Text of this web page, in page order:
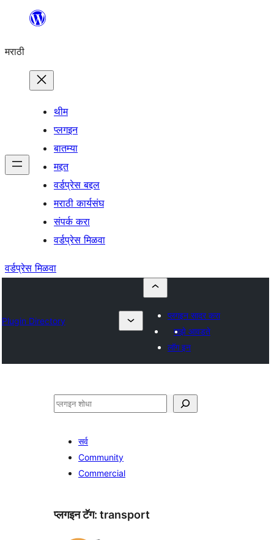
सामुग्रीवर
मराठी
थीम
प्लगइन
बातम्या
मद्दत
वर्डप्रेस बद्दल
मराठी कार्यसंघ
संपर्क करा
वर्डप्रेस मिळवा
वर्डप्रेस मिळवा
Plugin Directory
प्लगइन सादर करा
माझे आवडते
लॉग इन
शोधा
सर्व
Community
Commercial
प्लगइन टॅग: transport